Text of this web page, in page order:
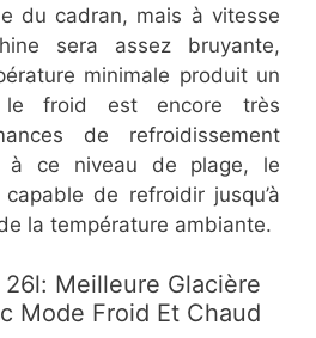
du cadran, mais à vitesse
sera assez bruyante,
minimale produit un
froid est encore très
de refroidissement
à ce niveau de plage, le
de refroidir jusqu’à
la température ambiante.
Meilleure Glacière
Mode Froid Et Chaud